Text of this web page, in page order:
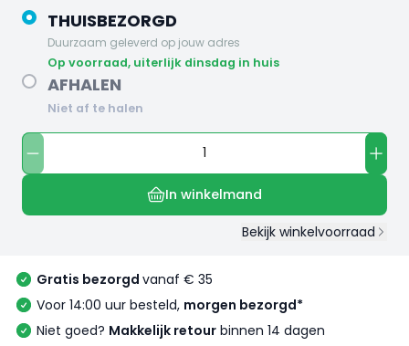
THUISBEZORGD
Duurzaam geleverd op jouw adres
op voorraad, uiterlijk dinsdag in huis
AFHALEN
Niet af te halen
In winkelmand
Bekijk winkelvoorraad
Gratis bezorgd vanaf € 35
Voor 14:00 uur besteld, morgen bezorgd*
Niet goed? Makkelijk retour binnen 14 dagen